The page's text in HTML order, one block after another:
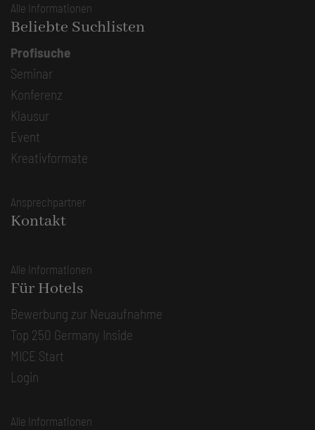
Alle Informationen
Beliebte Suchlisten
Profisuche
Seminar
Konferenz
Klausur
Event
Kreativformate
Ansprechpartner
Kontakt
Alle Informationen
Für Hotels
Bewerbung zur Neuaufnahme
Top 250 Germany Inside
MICE Start
Login
Alle Informationen